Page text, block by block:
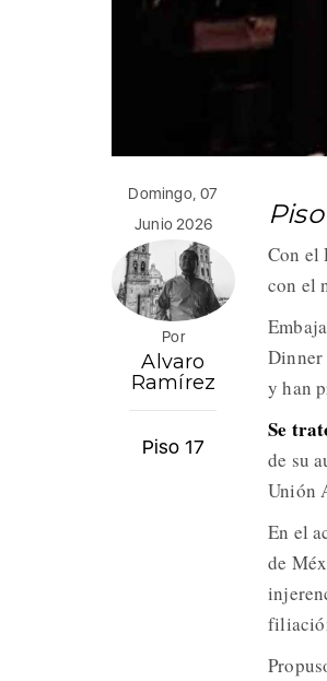
Domingo, 07
Junio 2026
Por
Alvaro
Ramírez
Piso 17
Con el
con el
Dinner
y han
Se
de su
Unión
En el
de